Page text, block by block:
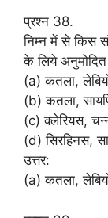
प्रश्न 38.
निम्न में से किस
के लिये अनुमोदित
(a) कतला,
(b) कतला,
(c) क्लेरियस,
(d) सिरहिनस,
उत्तर:
(a) कतला,